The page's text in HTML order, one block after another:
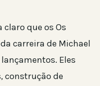
que os Os
carreira de Michael
Eles
construção de